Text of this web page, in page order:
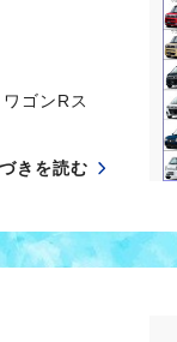
ゴンRス
きを読む